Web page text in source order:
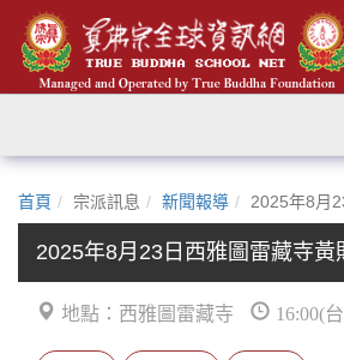
首頁 宗派訊息 新聞報導 2025年8月
2025年8月23日西雅圖雷藏寺黃
地點：西雅圖雷藏寺 16:00(